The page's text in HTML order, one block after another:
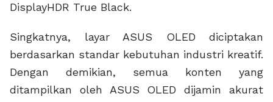
DisplayHDR True Black.
Singkatnya, layar ASUS OLED diciptakan
berdasarkan standar kebutuhan industri kreatif.
Dengan demikian, semua konten yang
ditampilkan oleh ASUS OLED dijamin akurat